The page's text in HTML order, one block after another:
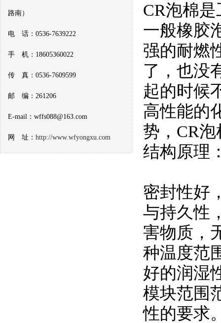
路南）
电 话：0536-7639222
手 机：18605360022
传 真：0536-7609599
邮 编：261206
E-mail：wffs088@163.com
网 址： http://www.wfyongxu.com
CR泡棉
一般橡胶
强的耐燃
了，也没
起的时候
高性能的
势，CR
结构原理
密封性好
与持久性
害物质，
种温度范
好的润湿
模块范围
性的要求